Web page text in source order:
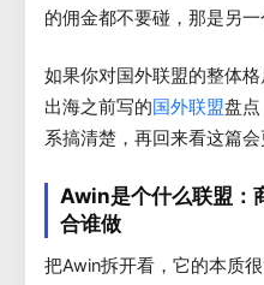
的佣金都不要碰，那是另一
如果你对国外联盟的整体
出海之前写的 国外联盟盘
系搞清楚，再回来看这篇会
Awin是个什么联盟：
合谁做
把Awin拆开看，它的本质